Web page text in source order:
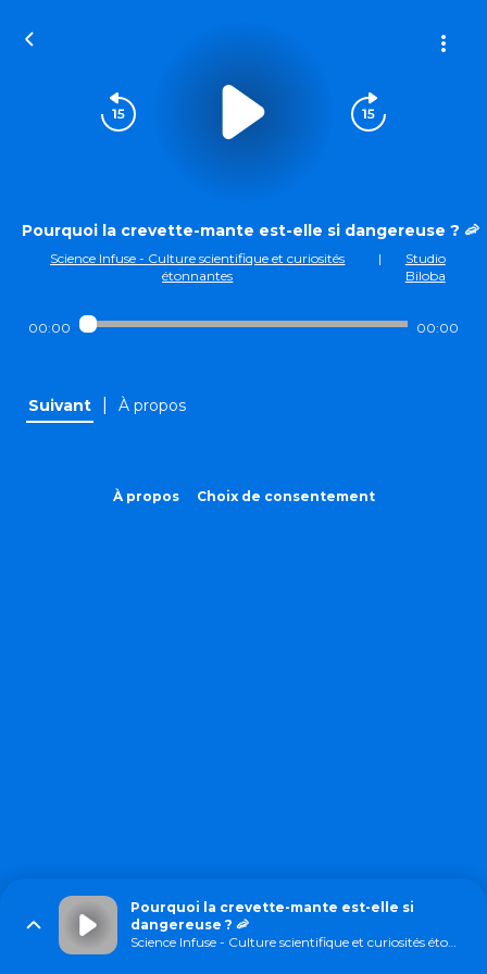
Pourquoi la crevette-mante est-elle si dangereuse ? 🦐
Science Infuse - Culture scientifique et curiosités
étonnantes
|
Studio
Biloba
00:00 00:00
Suivant À propos
À propos Choix de consentement
Pourquoi la crevette-mante est-elle si
dangereuse ? 🦐
Science Infuse - Culture scientifique et curiosités étonnantes